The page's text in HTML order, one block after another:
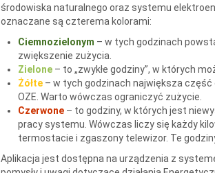
środowiska naturalnego oraz systemu
oznaczane są czterema kolorami:
Ciemnozielonym – w tych godzinach
zwiększenie zużycia.
Zielone– to „zwykłe godziny”, w których
Żółte– w tych godzinach największa część
OZE. Warto wówczas ograniczyć zużycie.
Czerwone– to godziny, w których jest
pracy systemu. Wówczas liczy się każdy
termostacie i zgaszony telewizor. Te
Aplikacja jest dostępna na urządzenia z